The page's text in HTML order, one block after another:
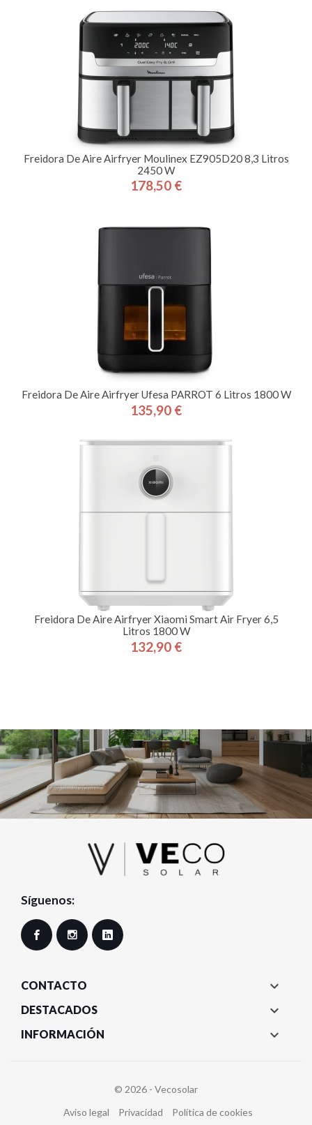
Freidora De Aire Airfryer Moulinex EZ905D20 8,3 Litros
2450 W
Precio
178,50 €
Freidora De Aire Airfryer Ufesa PARROT 6 Litros 1800 W
Precio
135,90 €
Freidora De Aire Airfryer Xiaomi Smart Air Fryer 6,5
Litros 1800 W
Precio
132,90 €
Síguenos:
Facebook Instagram
CONTACTO 
DESTACADOS 
INFORMACIÓN 
© 2026 - Vecosolar
Aviso legal
Privacidad
Política de cookies